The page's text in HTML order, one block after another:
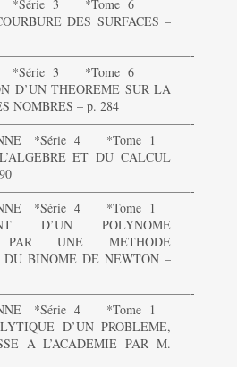
*Série 3 *Tome 6
DES SURFACES –
*Série 3 *Tome 6
D’UN THEOREME SUR LA
NOMBRES – p. 284
*Série 4 *Tome 1
ET DU CALCUL
*Série 4 *Tome 1
D’UN POLYNOME
PAR UNE METHODE
DU BINOME DE NEWTON –
*Série 4 *Tome 1
D’UN PROBLEME,
A L’ACADEMIE PAR M.